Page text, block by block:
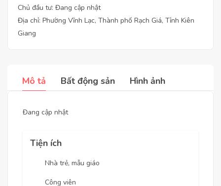
Chủ đầu tư: Đang cập nhật
Địa chỉ: Phường Vĩnh Lạc, Thành phố Rạch Giá, Tỉnh Kiên
Giang
Mô tả Bất động sản Hình ảnh
Đang cập nhật
Tiện ích
Nhà trẻ, mẫu giáo
Công viên